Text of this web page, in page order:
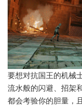
要想对抗国王的机械
流水般的闪避、招架
都会考验你的胆量，